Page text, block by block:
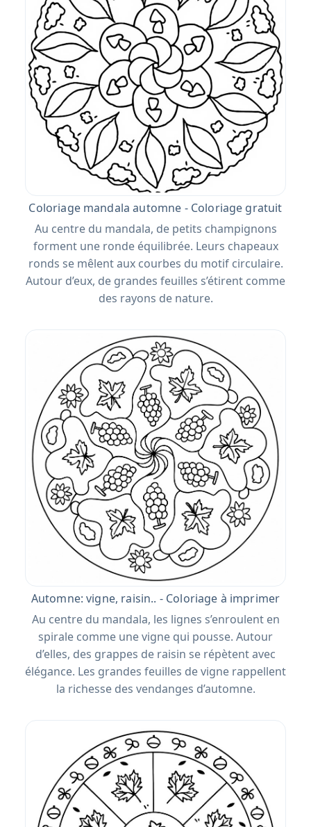
Coloriage mandala automne - Coloriage gratuit
Au centre du mandala, de petits champignons
forment une ronde équilibrée. Leurs chapeaux
ronds se mêlent aux courbes du motif circulaire.
Autour d’eux, de grandes feuilles s’étirent comme
des rayons de nature.
Automne: vigne, raisin.. - Coloriage à imprimer
Au centre du mandala, les lignes s’enroulent en
spirale comme une vigne qui pousse. Autour
d’elles, des grappes de raisin se répètent avec
élégance. Les grandes feuilles de vigne rappellent
la richesse des vendanges d’automne.